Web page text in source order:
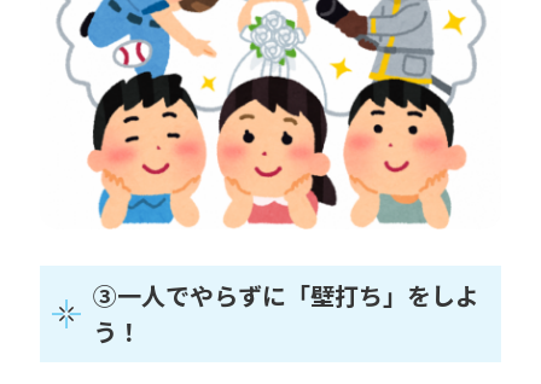
③一人でやらずに「壁打ち」をしよ
う！